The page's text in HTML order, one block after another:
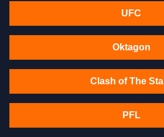
UFC
Oktagon
Clash of The
PFL